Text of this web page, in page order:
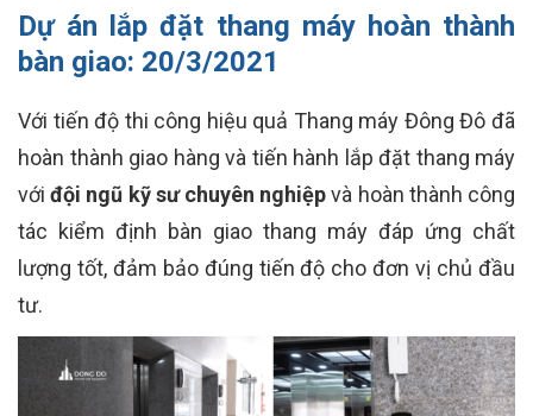
Dự án lắp đặt thang máy hoàn thành
bàn giao: 20/3/2021
Với tiến độ thi công hiệu quả Thang máy Đông Đô đã
hoàn thành giao hàng và tiến hành lắp đặt thang máy
vớiđội ngũ kỹ sư chuyên nghiệpvà hoàn thành công
tác kiểm định bàn giao thang máy đáp ứng chất
lượng tốt, đảm bảo đúng tiến độ cho đơn vị chủ đầu
tư.